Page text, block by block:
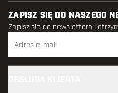
ZAPISZ SIĘ DO NASZEGO
Zapisz się do newslettera i